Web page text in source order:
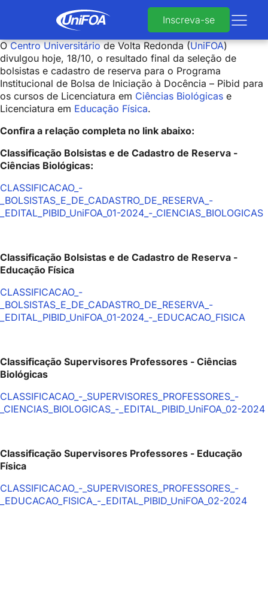
Inscreva-se
OCentro Universitáriode Volta Redonda (UniFOA)
divulgou hoje, 18/10, o resultado final da seleção de
bolsistas e cadastro de reserva para o Programa
Institucional de Bolsa de Iniciação à Docência – Pibid para
os cursos de Licenciatura em Ciências Biológicas e
Licenciatura em Educação Física.
Confira a relação completa no link abaixo:
Classificação Bolsistas e de Cadastro de Reserva -
Ciências Biológicas:
CLASSIFICACAO_-
_BOLSISTAS_E_DE_CADASTRO_DE_RESERVA_-
_EDITAL_PIBID_UniFOA_01-2024_-_CIENCIAS_BIOLOGICAS
Classificação Bolsistas e de Cadastro de Reserva -
Educação Física
CLASSIFICACAO_-
_BOLSISTAS_E_DE_CADASTRO_DE_RESERVA_-
_EDITAL_PIBID_UniFOA_01-2024_-_EDUCACAO_FISICA
Classificação Supervisores Professores - Ciências
Biológicas
CLASSIFICACAO_-_SUPERVISORES_PROFESSORES_-
_CIENCIAS_BIOLOGICAS_-_EDITAL_PIBID_UniFOA_02-2024
Classificação Supervisores Professores - Educação
Física
CLASSIFICACAO_-_SUPERVISORES_PROFESSORES_-
_EDUCACAO_FISICA_-_EDITAL_PIBID_UniFOA_02-2024